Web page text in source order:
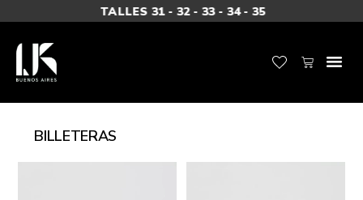
TALLES 31 - 32 - 33 - 34 - 35
BILLETERAS